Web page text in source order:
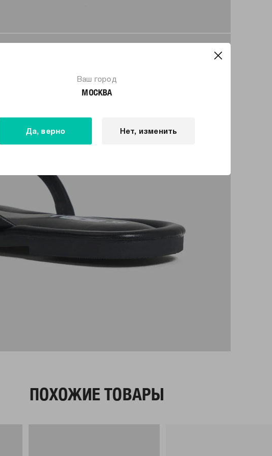
Ваш город
МОСКВА
Да, верно Нет, изменить
ПОХОЖИЕ ТОВАРЫ